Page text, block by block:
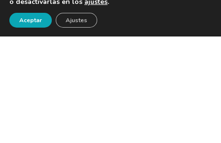
Importancia de las caídas en l...
Un artículo de la Dra. Diana Marcela Matiz
Perdomo,médi...
¡Newsletter!
Aceptar Ajustes